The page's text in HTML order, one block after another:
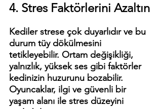
4. Stres Faktörlerini Azaltın
Kediler strese çok duyarlıdır ve bu
durum tüy dökülmesini
tetikleyebilir. Ortam değişikliği,
yalnızlık, yüksek ses gibi faktörler
kedinizin huzurunu bozabilir.
Oyuncaklar, ilgi ve güvenli bir
yaşam alanı ile stres düzeyini